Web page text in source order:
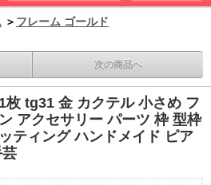
＞ フレーム ゴールド
次の商品へ
枚 tg31 金 カクテル 小さめ フ
アクセサリー パーツ 枠 型枠
ティング ハンドメイド ピア